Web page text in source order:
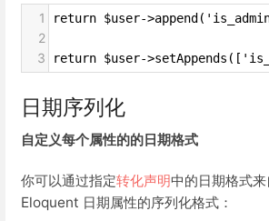
1 return $user-
2
3
return $user-
日期序列化
自定义每个属性的的日期格式
你可以通过指定转化声明中的日期格式
Eloquent 日期属性的序列化格式：